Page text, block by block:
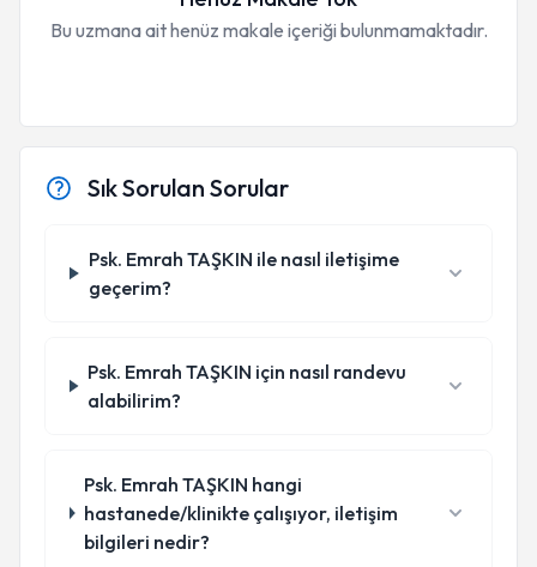
Bu uzmana ait henüz makale içeriği bulunmamaktadır.
Sık Sorulan Sorular
Psk. Emrah TAŞKIN ile nasıl iletişime
geçerim?
Psk. Emrah TAŞKIN için nasıl randevu
alabilirim?
Psk. Emrah TAŞKIN hangi
hastanede/klinikte çalışıyor, iletişim
bilgileri nedir?